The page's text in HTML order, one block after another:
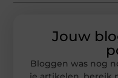
Jouw
Bloggen was nog